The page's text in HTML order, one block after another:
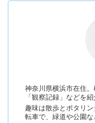
神奈川県横浜市在住
「観察記録」などを
趣味は散歩とポタリ
転車で、緑道や公園な